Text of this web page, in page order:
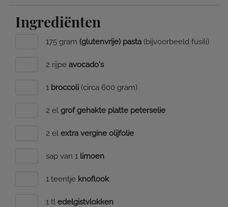
Ingrediënten
175 gram (glutenvrije) pasta (bijvoorbeeld fusili)
2 rijpe avocado's
1 broccoli (circa 600 gram)
2 el grof gehakte platte peterselie
2 el extra vergine olijfolie
sap van 1 limoen
1 teentje knoflook
1 tl edelgistvlokken